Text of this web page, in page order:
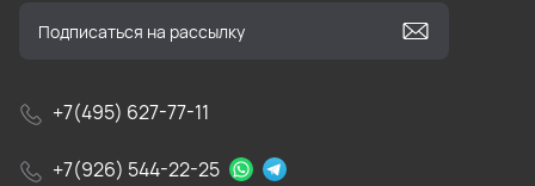
+7(495) 627-77-11
+7(926) 544-22-25